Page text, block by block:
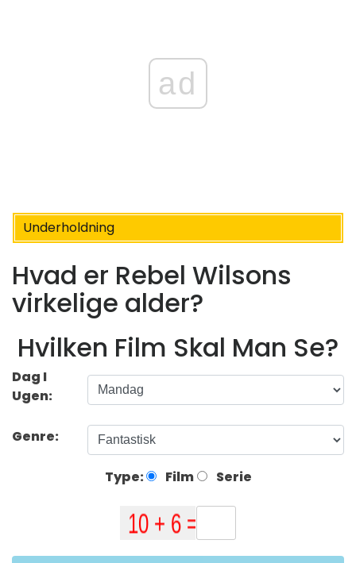
ad
Underholdning
Hvad er Rebel Wilsons
virkelige alder?
Hvilken Film Skal Man Se?
Dag I
Ugen:
Genre:
Type: Film Serie